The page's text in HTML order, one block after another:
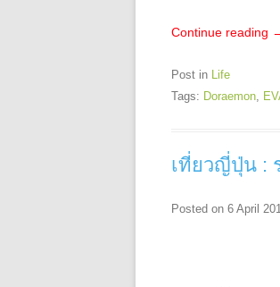
Continue reading
Post in Life
Tags: Doraemon,
เที่ยวญี่ปุ่น :
Posted on 6 April